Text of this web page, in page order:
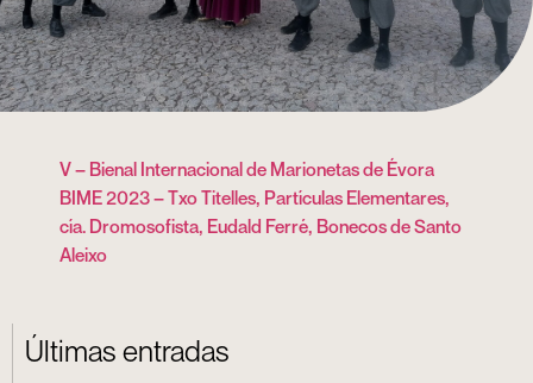
V – Bienal Internacional de Marionetas de Évora
BIME 2023 – Txo Titelles, Partículas Elementares,
cía. Dromosofista, Eudald Ferré, Bonecos de Santo
Aleixo
Últimas entradas